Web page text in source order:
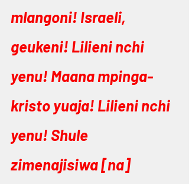
mlangoni! Israeli,
geukeni! Lilieni nchi
yenu! Maana mpinga-
kristo yuaja! Lilieni nchi
yenu! Shule
zimenajisiwa [na]